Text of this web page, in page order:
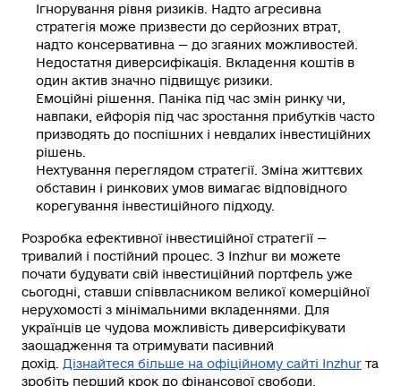
Ігнорування рівня ризиків. Надто агресивна
стратегія може призвести до серйозних втрат,
надто консервативна — до згаяних можливостей.
Недостатня диверсифікація.
Вкладення коштів в
один актив значно підвищує ризики.
Емоційні рішення.
Паніка під час змін ринку чи,
навпаки, ейфорія під час зростання прибутків часто
призводять до поспішних і невдалих інвестиційних
рішень.
Нехтування переглядом стратегії. Зміна життєвих
обставин і ринкових умов вимагає відповідного
корегування інвестиційного підходу.
Розробка ефективної інвестиційної стратегії —
тривалий і постійний процес. З Inzhur ви можете
почати будувати свій інвестиційний портфель уже
сьогодні, ставши співвласником великої комерційної
нерухомості з мінімальними вкладеннями. Для
українців це чудова можливість диверсифікувати
заощадження та отримувати пасивний
дохід.
Дізнайтеся більше на офіційному сайті Inzhur та
зробіть перший крок до фінансової свободи.